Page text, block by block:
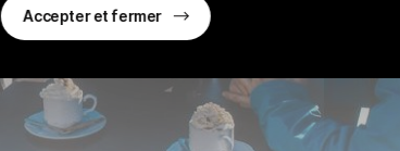
Accepter et fermer